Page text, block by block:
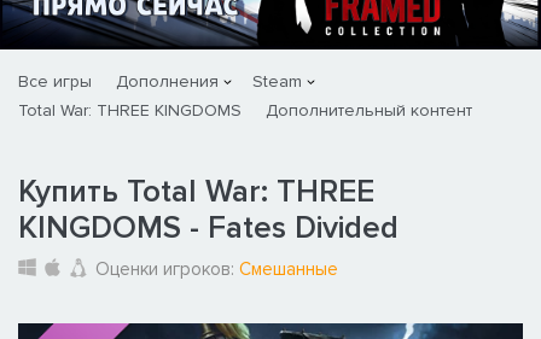
Все игры Дополнения
Steam
Total War: THREE KINGDOMS
Дополнительный контент
Купить Total War: THREE
KINGDOMS - Fates Divided
Оценки игроков: Смешанные